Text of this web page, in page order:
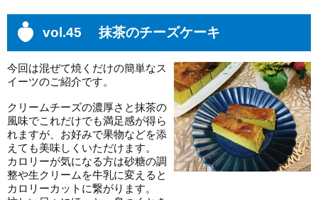
vol.45 抹茶のチーズケーキ
今回は混ぜて焼くだけの簡単なス
イーツのご紹介です。
クリームチーズの濃厚さと抹茶の
風味でこれだけでも満足感が得ら
れますが、お好みで果物などを添
えても美味しくいただけます。
カロリーが気になる方は砂糖の調
整や生クリームを牛乳に変えると
カロリーカットに繋がります。